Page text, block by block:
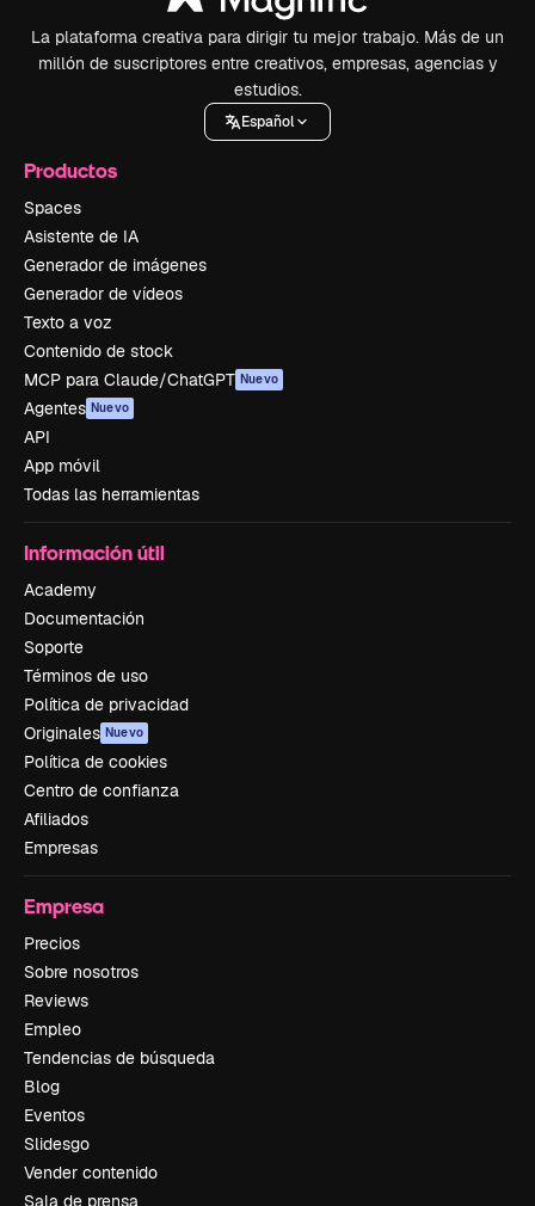
La plataforma creativa para dirigir tu mejor trabajo. Más de un
millón de suscriptores entre creativos, empresas, agencias y
estudios.
Español
Productos
Spaces
Asistente de IA
Generador de imágenes
Generador de vídeos
Texto a voz
Contenido de stock
MCP para Claude/ChatGPT Nuevo
Agentes Nuevo
API
App móvil
Todas las herramientas
Información útil
Academy
Documentación
Soporte
Términos de uso
Política de privacidad
Originales Nuevo
Política de cookies
Centro de confianza
Afiliados
Empresas
Empresa
Precios
Sobre nosotros
Reviews
Empleo
Tendencias de búsqueda
Blog
Eventos
Slidesgo
Vender contenido
Sala de prensa